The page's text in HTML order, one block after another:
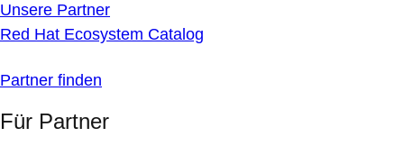
Unsere Partner
Red Hat Ecosystem Catalog
Partner finden
Für Partner